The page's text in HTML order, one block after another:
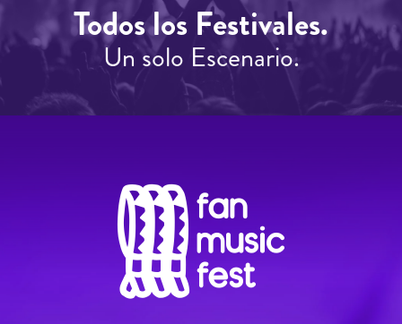
Todos los Festivales.
Un solo Escenario.